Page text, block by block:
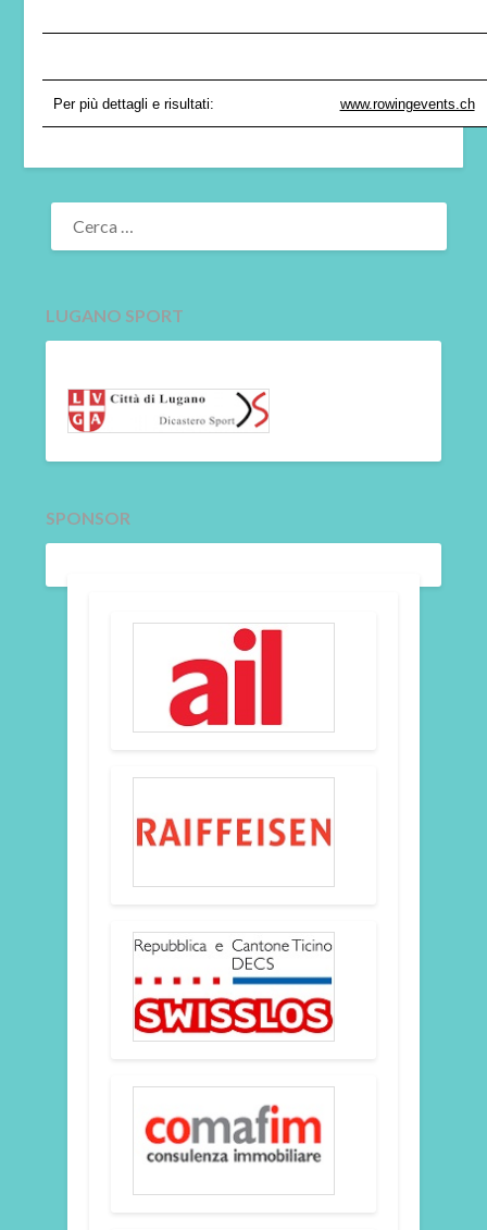
Per più dettagli e risultati: www.rowingevents.ch
RICERCA
PER:
LUGANO SPORT
SPONSOR